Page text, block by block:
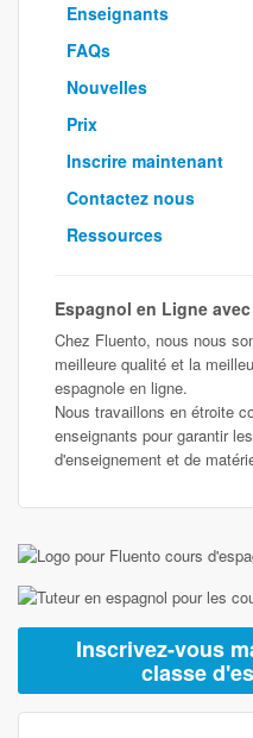
Enseignants
FAQs
Nouvelles
Prix
Inscrire maintenant
Contactez nous
Ressources
Espagnol en Ligne
Chez Fluento, nous nous
meilleure qualité et la
espagnole en ligne.
Nous travaillons en étroite
enseignants pour garantir
d'enseignement et de
Inscrivez-vous
classe